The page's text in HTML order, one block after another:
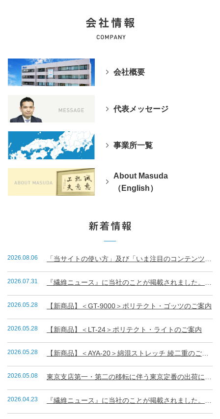
会社概要
代表メッセージ
事業所一覧
About Masuda
（English）
2026.08.06
2026.07.31
2026.05.28 【新商品】＜GT-9000＞ポリテクト・ゴッツのご案内
2026.05.28 【新商品】＜LT-24＞ポリテクト・ライトのご案内
2026.05.28
2026.05.08
2026.04.23